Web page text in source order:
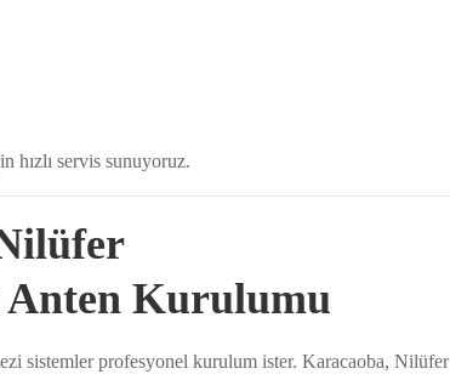
hızlı servis sunuyoruz.
Anten Kurulumu
sistemler profesyonel kurulum ister. Karacaoba, Nilüfer